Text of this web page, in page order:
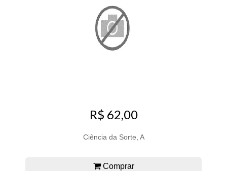
R$ 62,00
Ciência da Sorte, A
Comprar